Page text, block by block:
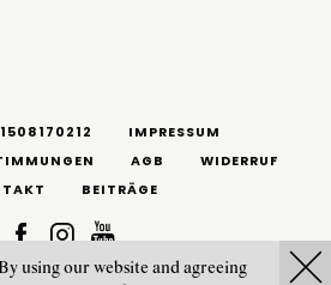
IMPRESSUM
AGB
WIDERRUF
BEITRÄGE
using our website and agreeing